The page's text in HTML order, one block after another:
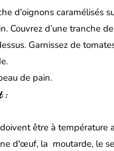
d'oignons caramélisés
Couvrez d’une tranche
Garnissez de
de pain.
:
être à température
d'œuf, la moutarde, le